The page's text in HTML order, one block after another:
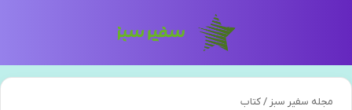
مجله سفیر سبز /کتاب